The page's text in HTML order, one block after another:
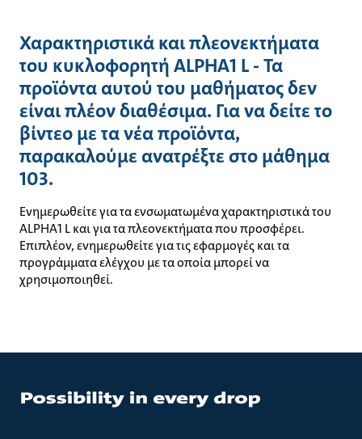
Χαρακτηριστικά και πλεονεκτήματα
του κυκλοφορητή ALPHA1 L - Τα
προϊόντα αυτού του μαθήματος δεν
είναι πλέον διαθέσιμα. Για να δείτε το
βίντεο με τα νέα προϊόντα,
παρακαλούμε ανατρέξτε στο μάθημα
103.
Ενημερωθείτε για τα ενσωματωμένα χαρακτηριστικά του
ALPHA1 L και για τα πλεονεκτήματα που προσφέρει.
Επιπλέον, ενημερωθείτε για τις εφαρμογές και τα
προγράμματα ελέγχου με τα οποία μπορεί να
χρησιμοποιηθεί.